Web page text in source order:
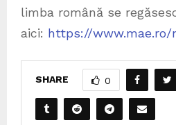
limba română se
aici: https://www.mae.ro/
SHARE 0